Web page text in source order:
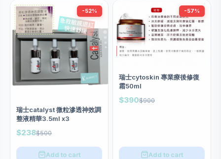
-52%
瑞士catalyst 微粒滲透神效調
整液精華3.5ml x3
$238$500
Add to cart
-57%
瑞士cytoskin 專業療後修復
霜50ml
$390$900
Add to cart